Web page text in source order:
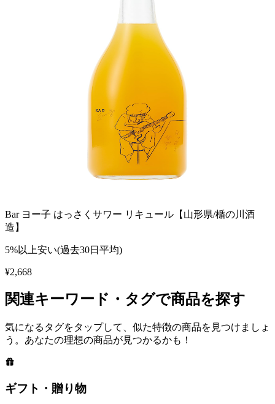
Bar ヨー子 はっさくサワー リキュール【山形県/楯の川酒
造】
5%以上安い(過去30日平均)
¥2,668
関連キーワード・タグで商品を探す
気になるタグをタップして、似た特徴の商品を見つけましょ
う。あなたの理想の商品が見つかるかも！
ギフト・贈り物